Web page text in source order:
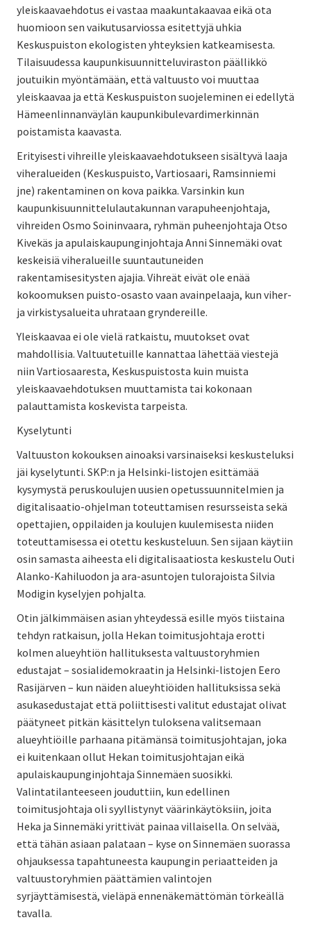
yleiskaavaehdotus ei vastaa maakuntakaavaa eikä ota
huomioon sen vaikutusarviossa esitettyjä uhkia
Keskuspuiston ekologisten yhteyksien katkeamisesta.
Tilaisuudessa kaupunkisuunnitteluviraston päällikkö
joutuikin myöntämään, että valtuusto voi muuttaa
yleiskaavaa ja että Keskuspuiston suojeleminen ei edellytä
Hämeenlinnanväylän kaupunkibulevardimerkinnän
poistamista kaavasta.
Erityisesti vihreille yleiskaavaehdotukseen sisältyvä laaja
viheralueiden (Keskuspuisto, Vartiosaari, Ramsinniemi
jne) rakentaminen on kova paikka. Varsinkin kun
kaupunkisuunnittelulautakunnan varapuheenjohtaja,
vihreiden Osmo Soininvaara, ryhmän puheenjohtaja Otso
Kivekäs ja apulaiskaupunginjohtaja Anni Sinnemäki ovat
keskeisiä viheralueille suuntautuneiden
rakentamisesitysten ajajia. Vihreät eivät ole enää
kokoomuksen puisto-osasto vaan avainpelaaja, kun viher-
ja virkistysalueita uhrataan gryndereille.
Yleiskaavaa ei ole vielä ratkaistu, muutokset ovat
mahdollisia. Valtuutetuille kannattaa lähettää viestejä
niin Vartiosaaresta, Keskuspuistosta kuin muista
yleiskaavaehdotuksen muuttamista tai kokonaan
palauttamista koskevista tarpeista.
Kyselytunti
Valtuuston kokouksen ainoaksi varsinaiseksi keskusteluksi
jäi kyselytunti. SKP:n ja Helsinki-listojen esittämää
kysymystä peruskoulujen uusien opetussuunnitelmien ja
digitalisaatio-ohjelman toteuttamisen resursseista sekä
opettajien, oppilaiden ja koulujen kuulemisesta niiden
toteuttamisessa ei otettu keskusteluun. Sen sijaan käytiin
osin samasta aiheesta eli digitalisaatiosta keskustelu Outi
Alanko-Kahiluodon ja ara-asuntojen tulorajoista Silvia
Modigin kyselyjen pohjalta.
Otin jälkimmäisen asian yhteydessä esille myös tiistaina
tehdyn ratkaisun, jolla Hekan toimitusjohtaja erotti
kolmen alueyhtiön hallituksesta valtuustoryhmien
edustajat – sosialidemokraatin ja Helsinki-listojen Eero
Rasijärven – kun näiden alueyhtiöiden hallituksissa sekä
asukasedustajat että poliittisesti valitut edustajat olivat
päätyneet pitkän käsittelyn tuloksena valitsemaan
alueyhtiöille parhaana pitämänsä toimitusjohtajan, joka
ei kuitenkaan ollut Hekan toimitusjohtajan eikä
apulaiskaupunginjohtaja Sinnemäen suosikki.
Valintatilanteeseen jouduttiin, kun edellinen
toimitusjohtaja oli syyllistynyt väärinkäytöksiin, joita
Heka ja Sinnemäki yrittivät painaa villaisella. On selvää,
että tähän asiaan palataan – kyse on Sinnemäen suorassa
ohjauksessa tapahtuneesta kaupungin periaatteiden ja
valtuustoryhmien päättämien valintojen
syrjäyttämisestä, vieläpä ennenäkemättömän törkeällä
tavalla.